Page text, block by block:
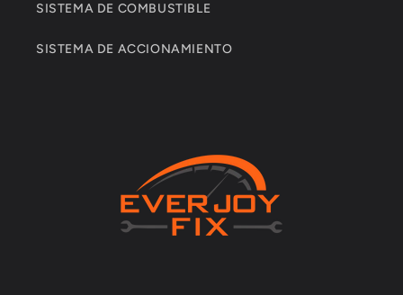
SISTEMA DE COMBUSTIBLE
SISTEMA DE ACCIONAMIENTO